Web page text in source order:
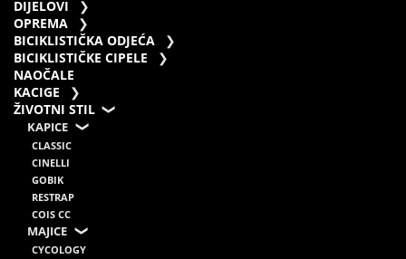
DIJELOVI
OPREMA
BICIKLISTIČKA ODJEĆA
BICIKLISTIČKE CIPELE
NAOČALE
KACIGE
ŽIVOTNI STIL
KAPICE
CLASSIC
CINELLI
GOBIK
RESTRAP
COIS CC
MAJICE
CYCOLOGY